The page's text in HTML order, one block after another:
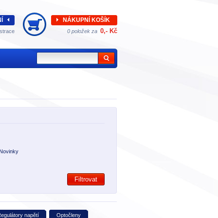
Novinky
Filtrovat
napětí Optočleny
NÁKUPNÍ KOŠÍK
0 položek za 0,- Kč